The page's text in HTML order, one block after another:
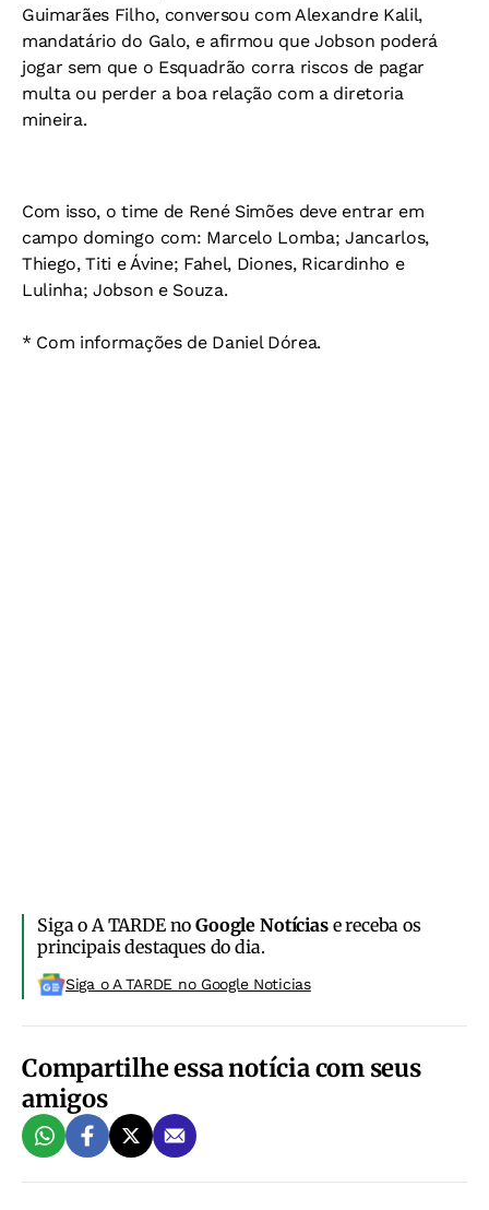
Guimarães Filho, conversou com Alexandre Kalil,
mandatário do Galo, e afirmou que Jobson poderá
jogar sem que o Esquadrão corra riscos de pagar
multa ou perder a boa relação com a diretoria
mineira.
Com isso, o time de René Simões deve entrar em
campo domingo com: Marcelo Lomba; Jancarlos,
Thiego, Titi e Ávine; Fahel, Diones, Ricardinho e
Lulinha; Jobson e Souza.
* Com informações de Daniel Dórea.
Siga o A TARDE noGoogle Notíciase receba os
principais destaques do dia.
Siga o A TARDE no Google Noticias
Compartilhe essa notícia com seus
amigos